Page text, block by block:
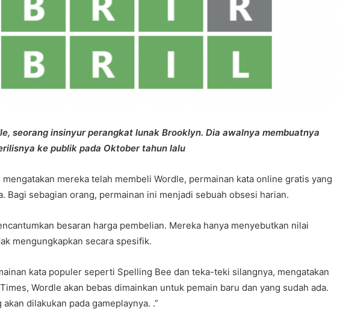
seorang insinyur perangkat lunak Brooklyn. Dia awalnya membuatnya
ke publik pada Oktober tahun lalu
mereka telah membeli Wordle, permainan kata online gratis yang
Bagi sebagian orang, permainan ini menjadi sebuah obsesi harian.
besaran harga pembelian. Mereka hanya menyebutkan nilai
mengungkapkan secara spesifik.
kata populer seperti Spelling Bee dan teka-teki silangnya, mengatakan
Wordle akan bebas dimainkan untuk pemain baru dan yang sudah ada.
dilakukan pada gameplaynya. .”